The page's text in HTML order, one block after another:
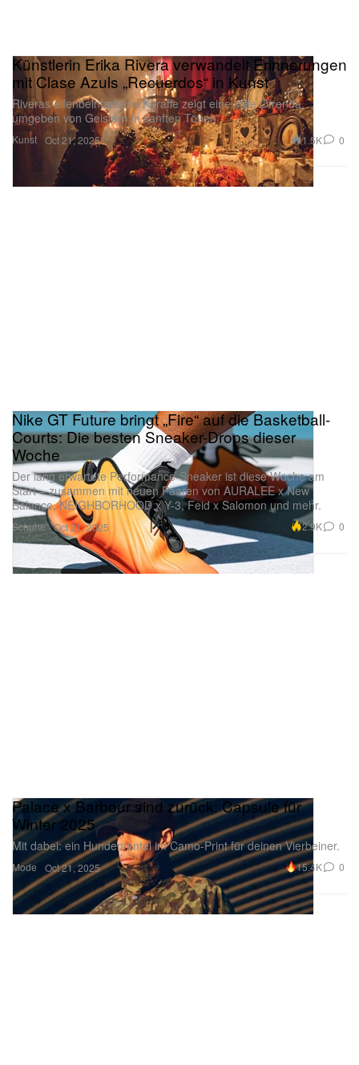
Kunst
Künstlerin Erika Rivera verwandelt Erinnerungen
mit Clase Azuls „Recuerdos“ in Kunst
Riveras elfenbeinfarbene Karaffe zeigt eine stille Ofrenda,
umgeben von Geistern in sanften Tönen.
Oct 21, 2025 1.5K 0
Schuhe
Nike GT Future bringt „Fire“ auf die Basketball-
Courts: Die besten Sneaker-Drops dieser
Woche
Der lang erwartete Performance-Sneaker ist diese Woche am
Start – zusammen mit neuen Paaren von AURALEE x New
Balance, NEIGHBORHOOD x Y-3, Feid x Salomon und mehr.
Oct 21, 2025 2.9K 0
Mode
Palace x Barbour sind zurück: Capsule für
Winter 2025
Mit dabei: ein Hundemantel im Camo-Print für deinen Vierbeiner.
Oct 21, 2025 15.4K 0